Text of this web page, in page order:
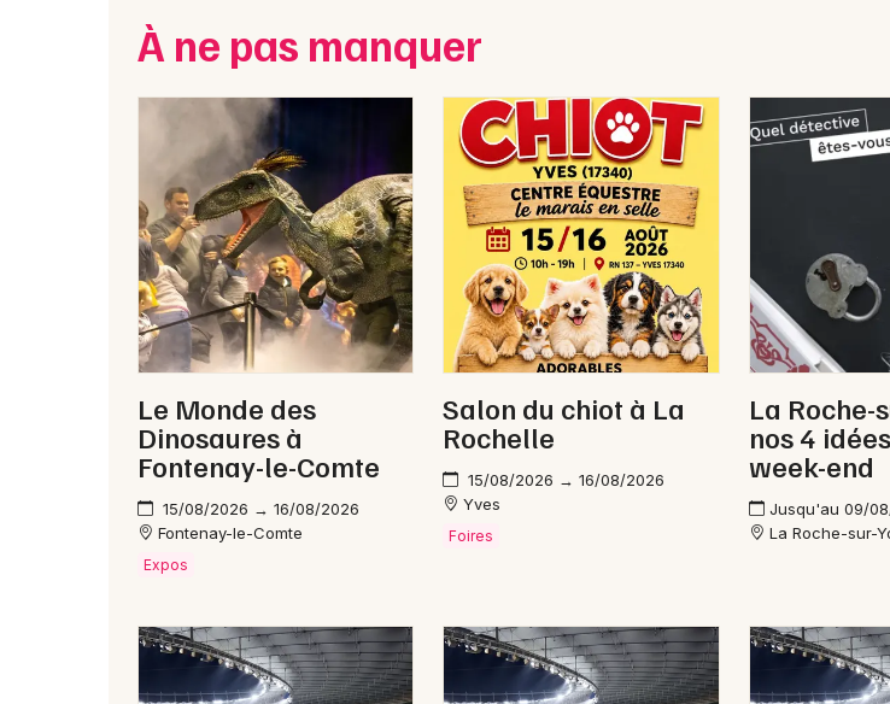
Montagne dans les Pays de
Newsletter des sorties
Artistes en tournée
Actus à La Roche-sur-Yon
Magazine à La Roche-sur-
À ne pas manquer
Le Monde des
Dinosaures à
Fontenay-le-Comte
15/08/2026 → 16/08/2026
Fontenay-le-Comte
Expos
Salon du chiot à La
Rochelle
15/08/2026 → 16/08/2026
Yves
Foires
La Roche-
nos 4
week-end
Jusqu'au 09/
La Roche-sur-